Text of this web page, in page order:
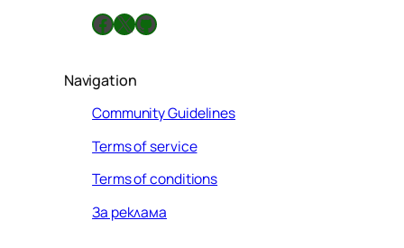
Facebook X GitHub
Navigation
Community Guidelines
Terms of service
Terms of conditions
За реклама